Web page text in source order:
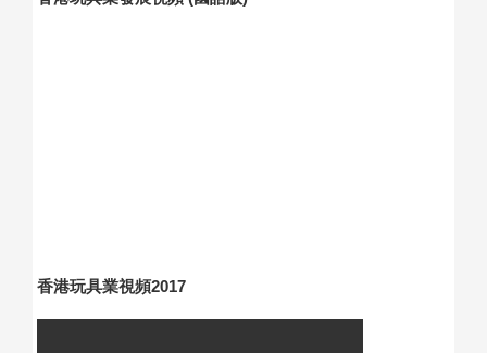
香港玩具業視頻2017